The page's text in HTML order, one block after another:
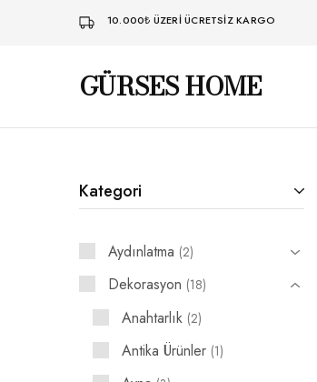
10.000₺ ÜZERI ÜCRETSIZ KARGO
GÜRSES HOME
Gürses
Ahşaba
şey…
Kategori
Aydınlatma 2
Dekorasyon 18
Anahtarlık 2
Antika Ürünler 1